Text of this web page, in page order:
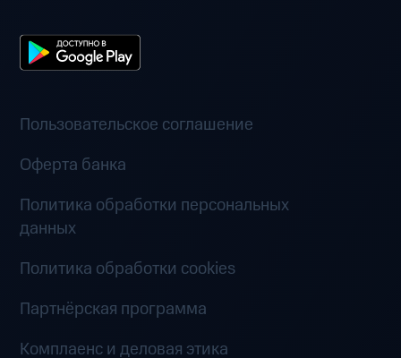
Пользовательское соглашение
Оферта банка
Политика обработки персональных
данных
Политика обработки cookies
Партнёрская программа
Комплаенс и деловая этика